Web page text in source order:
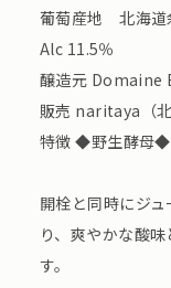
葡萄産地 北海道
Alc 11.5％
醸造元 Domaine
販売 naritaya（
特徴 ◆野生酵母
開栓と同時にジ
り、爽やかな酸
す。